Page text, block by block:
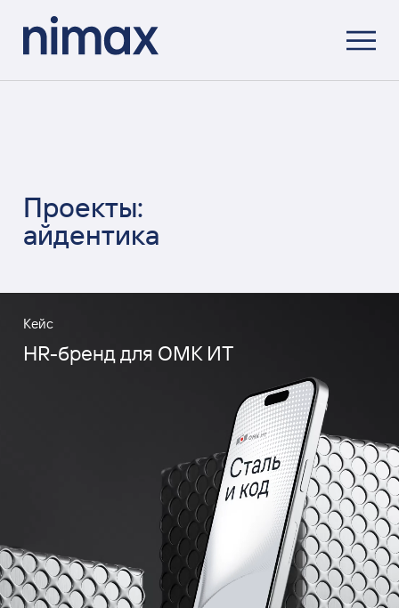
Проекты:
айдентика
Кейс
HR-бренд для ОМК ИТ